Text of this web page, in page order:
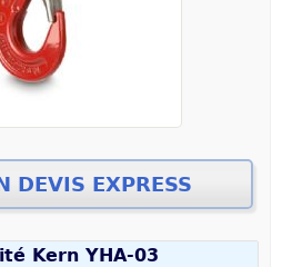
Kern YHA-03